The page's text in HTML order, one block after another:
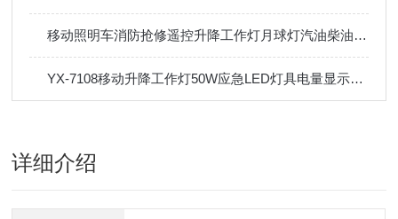
移动照明车消防抢修遥控升降工作灯月球灯汽油柴油发电机应急灯塔
YX-7108移动升降工作灯50W应急LED灯具电量显示轻便移动灯
详细介绍